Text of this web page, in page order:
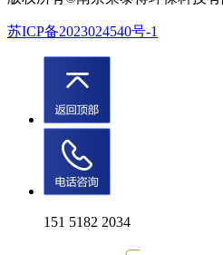
苏ICP备2023024540号-1
151 5182 2034